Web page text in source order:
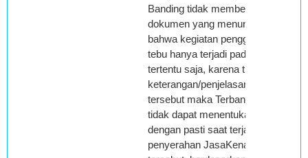
Banding tidak memberikan
dokumen yang menunjukkan
bahwa kegiatan penggilingan
tebu hanya terjadi pada masa
tertentu saja, karena tidak ada
keterangan/penjelasan
tersebut maka Terbanding
tidak dapat menentukan
dengan pasti saat terjadinya
penyerahan JasaKena Pajak